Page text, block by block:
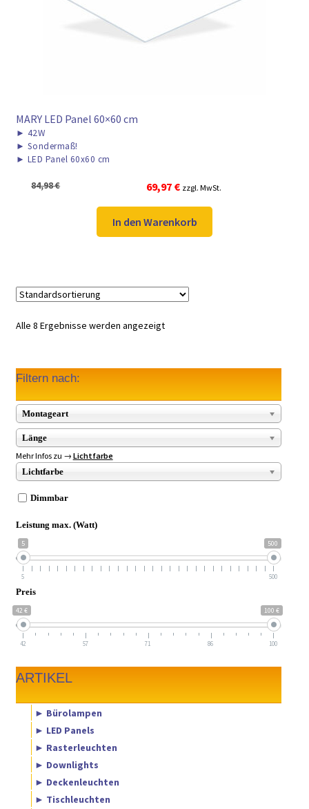
MARY LED Panel 60×60 cm
► 42W
► Sondermaß!
► LED Panel 60x60 cm
84,98€
Ursprünglicher
war:
84,98 €
69,97 €Aktueller
ist:
69,97 €.
zzgl. MwSt.
In den Warenkorb
Alle 8 Ergebnisse werden angezeigt
Filtern nach:
Montageart
Länge
Mehr Infos zu → Lichtfarbe
Lichtfarbe
Dimmbar
Leistung max. (Watt)
5 500
5 500
Preis
42 € 100 €
42 57 71 86 100
ARTIKEL
► Bürolampen
► LED Panels
► Rasterleuchten
► Downlights
► Deckenleuchten
► Tischleuchten